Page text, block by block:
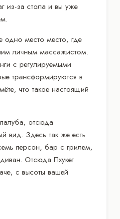
из-за стола и вы уже
одно место место, где
личным массажистом.
с регулируемыми
трансформируются в
что такое настоящий
палуба, отсюда
вид. Здесь так же есть
персон, бар с грилем,
Отсюда Пхукет
с высоты вашей